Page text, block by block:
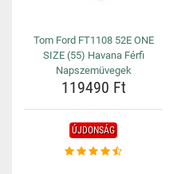
Tom Ford FT1108 52E ONE
SIZE (55) Havana Férfi
Napszemüvegek
119490 Ft
ÚJDONSÁG